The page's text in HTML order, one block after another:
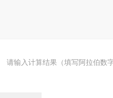
请输入计算结果（填写阿拉伯数